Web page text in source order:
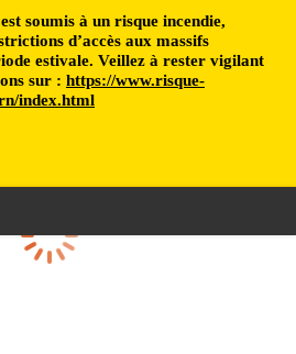
soumis à un risque incendie,
d’accès aux massifs
estivale. Veillez à rester vigilant
sur : https://www.risque-
index.html
Loading